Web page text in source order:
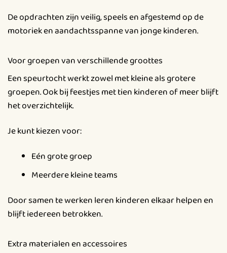
De opdrachten zijn veilig, speels en afgestemd op de
motoriek en aandachtsspanne van jonge kinderen.
Voor groepen van verschillende groottes
Een speurtocht werkt zowel met kleine als grotere
groepen. Ook bij feestjes met tien kinderen of meer blijft
het overzichtelijk.
Je kunt kiezen voor:
Eén grote groep
Meerdere kleine teams
Door samen te werken leren kinderen elkaar helpen en
blijft iedereen betrokken.
Extra materialen en accessoires